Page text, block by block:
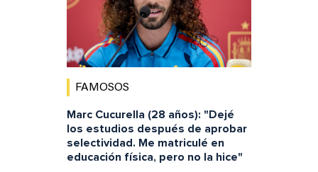
FAMOSOS
Marc Cucurella (28 años): "Dejé
los estudios después de aprobar
selectividad. Me matriculé en
educación física, pero no la hice"